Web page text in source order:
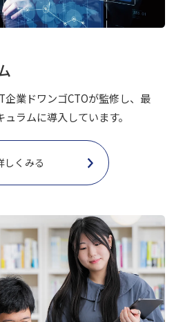
業ドワンゴCTOが監修し、最
ラムに導入しています。
しくみる